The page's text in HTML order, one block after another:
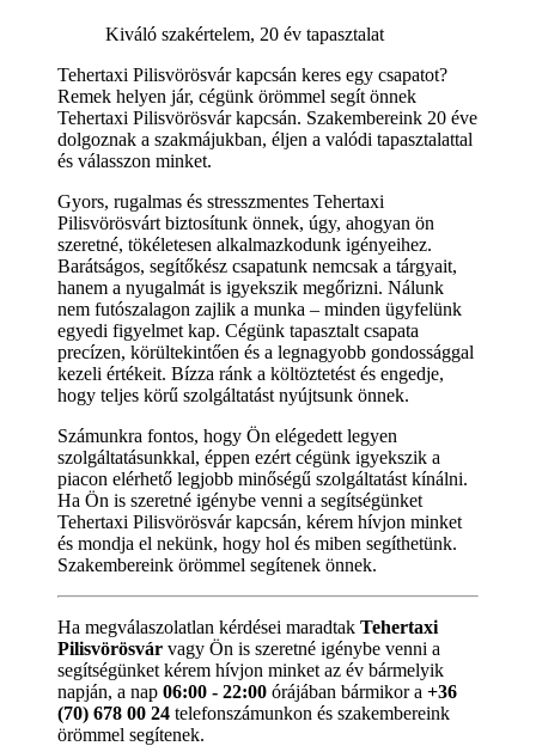
Kiváló szakértelem, 20 év tapasztalat
Tehertaxi Pilisvörösvár kapcsán keres egy csapatot?
Remek helyen jár, cégünk örömmel segít önnek
Tehertaxi Pilisvörösvár kapcsán. Szakembereink 20 éve
dolgoznak a szakmájukban, éljen a valódi tapasztalattal
és válasszon minket.
Gyors, rugalmas és stresszmentes Tehertaxi
Pilisvörösvárt biztosítunk önnek, úgy, ahogyan ön
szeretné, tökéletesen alkalmazkodunk igényeihez.
Barátságos, segítőkész csapatunk nemcsak a tárgyait,
hanem a nyugalmát is igyekszik megőrizni. Nálunk
nem futószalagon zajlik a munka – minden ügyfelünk
egyedi figyelmet kap. Cégünk tapasztalt csapata
precízen, körültekintően és a legnagyobb gondossággal
kezeli értékeit. Bízza ránk a költöztetést és engedje,
hogy teljes körű szolgáltatást nyújtsunk önnek.
Számunkra fontos, hogy Ön elégedett legyen
szolgáltatásunkkal, éppen ezért cégünk igyekszik a
piacon elérhető legjobb minőségű szolgáltatást kínálni.
Ha Ön is szeretné igénybe venni a segítségünket
Tehertaxi Pilisvörösvár kapcsán, kérem hívjon minket
és mondja el nekünk, hogy hol és miben segíthetünk.
Szakembereink örömmel segítenek önnek.
Ha megválaszolatlan kérdései maradtak Tehertaxi
Pilisvörösvár vagy Ön is szeretné igénybe venni a
segítségünket kérem hívjon minket az év bármelyik
napján, a nap 06:00 - 22:00 órájában bármikor a +36
(70) 678 00 24 telefonszámunkon és szakembereink
örömmel segítenek.